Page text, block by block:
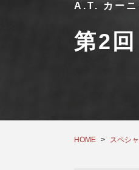
A.T. カーニ
第2
HOME スペシ